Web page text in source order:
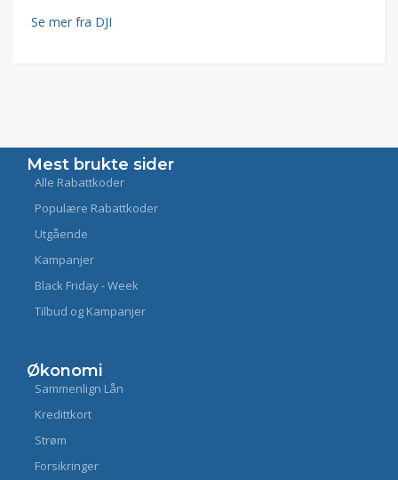
Se mer fra DJI
Mest brukte sider
Alle Rabattkoder
Populære Rabattkoder
Utgående
Kampanjer
Black Friday - Week
Tilbud og Kampanjer
Økonomi
Sammenlign Lån
Kredittkort
Strøm
Forsikringer